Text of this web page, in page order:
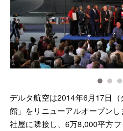
デルタ航空は2014年6月17日
館」をリニューアルオープン
社屋に隣接し、6万8,000平方